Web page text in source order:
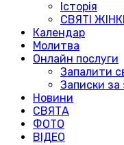
Історія
СВЯТІ
Календар
Молитва
Онлайн послуги
Запалити
Записки за
Новини
СВЯТА
ФОТО
ВІДЕО